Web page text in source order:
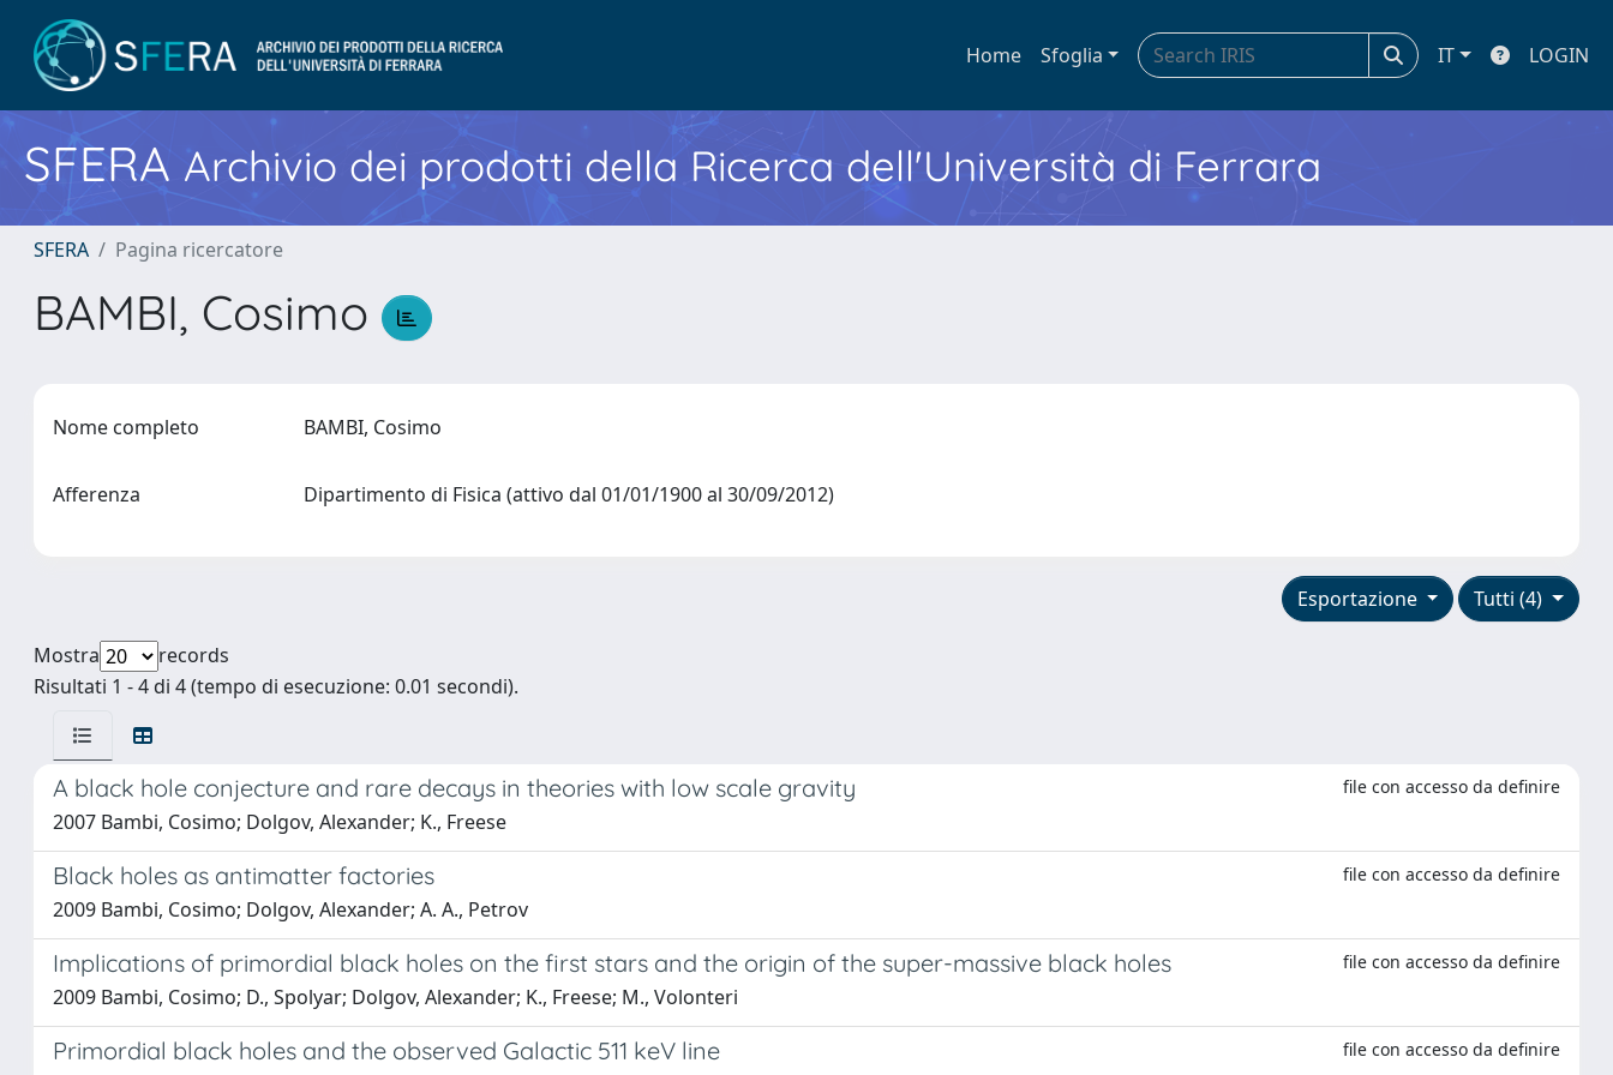
Home Sfoglia IT LOGIN
SFERA Archivio dei prodotti della Ricerca dell'Università di Ferrara
SFERA Pagina ricercatore
BAMBI, Cosimo
Nome completo BAMBI, Cosimo
Afferenza Dipartimento di Fisica (attivo dal 01/01/1900 al 30/09/2012)
Tutti (4)
Esportazione
Mostra
records
Risultati 1 - 4 di 4 (tempo di esecuzione: 0.01 secondi).
A black hole conjecture and rare decays in theories with low scale gravity file con accesso da definire
2007 Bambi, Cosimo; Dolgov, Alexander; K., Freese
Black holes as antimatter factories file con accesso da definire
2009 Bambi, Cosimo; Dolgov, Alexander; A. A., Petrov
Implications of primordial black holes on the first stars and the origin of the super-massive black holes file con accesso da definire
2009 Bambi, Cosimo; D., Spolyar; Dolgov, Alexander; K., Freese; M., Volonteri
Primordial black holes and the observed Galactic 511 keV line file con accesso da definire